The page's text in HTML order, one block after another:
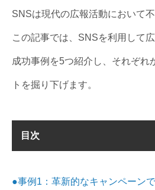
SNSは現代の広報活動において
この記事では、SNSを利用して
成功事例を5つ紹介し、それぞれ
トを掘り下げます。
目次
●事例1：革新的なキャンペーン